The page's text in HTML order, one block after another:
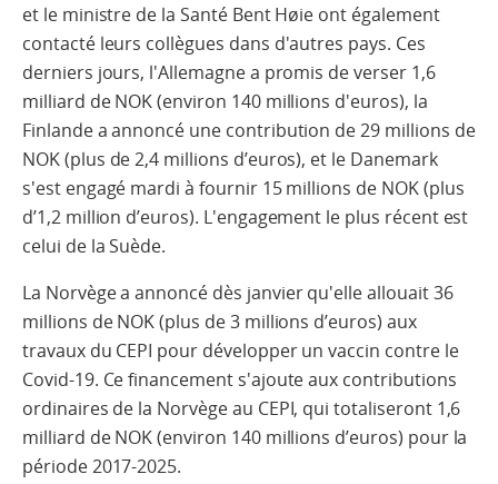
et le ministre de la Santé Bent Høie ont également
contacté leurs collègues dans d'autres pays. Ces
derniers jours, l'Allemagne a promis de verser 1,6
milliard de NOK (environ 140 millions d'euros), la
Finlande a annoncé une contribution de 29 millions de
NOK (plus de 2,4 millions d’euros), et le Danemark
s'est engagé mardi à fournir 15 millions de NOK (plus
d’1,2 million d’euros). L'engagement le plus récent est
celui de la Suède.
La Norvège a annoncé dès janvier qu'elle allouait 36
millions de NOK (plus de 3 millions d’euros) aux
travaux du CEPI pour développer un vaccin contre le
Covid-19. Ce financement s'ajoute aux contributions
ordinaires de la Norvège au CEPI, qui totaliseront 1,6
milliard de NOK (environ 140 millions d’euros) pour la
période 2017-2025.